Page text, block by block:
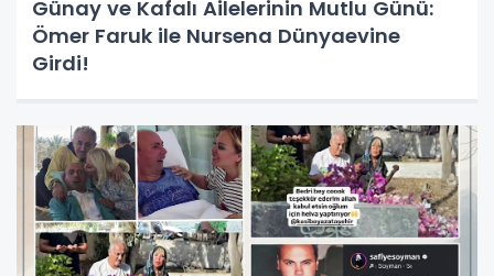
Günay ve Kafalı Ailelerinin Mutlu Günü:
Ömer Faruk ile Nursena Dünyaevine
Girdi!